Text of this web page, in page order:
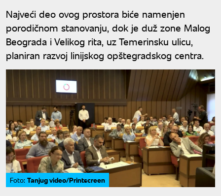
Najveći deo ovog prostora biće namenjen
porodičnom stanovanju, dok je duž zone Malog
Beograda i Velikog rita, uz Temerinsku ulicu,
planiran razvoj linijskog opštegradskog centra.
Foto: Tanjug video/Printscreen